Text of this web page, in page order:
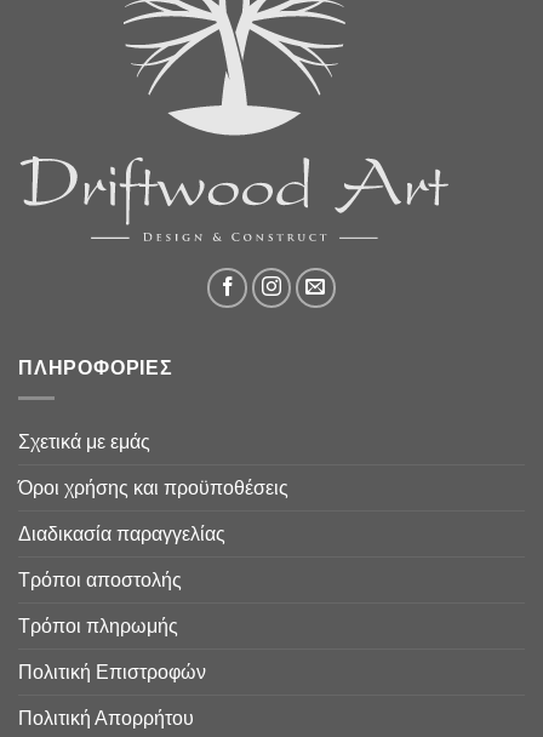
ΠΛΗΡΟΦΟΡΙΕΣ
Σχετικά με εμάς
Όροι χρήσης και προϋποθέσεις
Διαδικασία παραγγελίας
Τρόποι αποστολής
Τρόποι πληρωμής
Πολιτική Επιστροφών
Πολιτική Απορρήτου